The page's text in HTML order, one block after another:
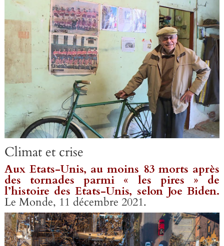
Climat et crise
Aux Etats-Unis, au moins 83 morts après
des tornades parmi « les pires » de
l’histoire des Etats-Unis, selon Joe Biden.
Le Monde, 11 décembre 2021.